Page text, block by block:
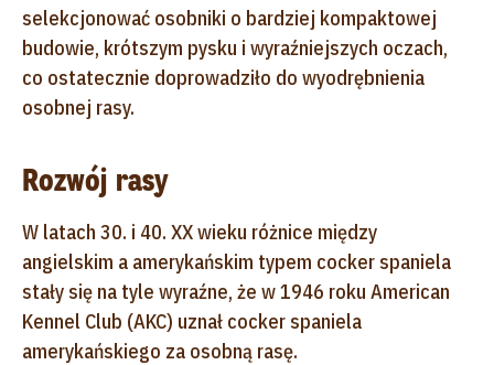
selekcjonować osobniki o bardziej kompaktowej
budowie, krótszym pysku i wyraźniejszych oczach,
co ostatecznie doprowadziło do wyodrębnienia
osobnej rasy.
Rozwój rasy
W latach 30. i 40. XX wieku różnice między
angielskim a amerykańskim typem cocker spaniela
stały się na tyle wyraźne, że w 1946 roku American
Kennel Club (AKC) uznał cocker spaniela
amerykańskiego za osobną rasę.